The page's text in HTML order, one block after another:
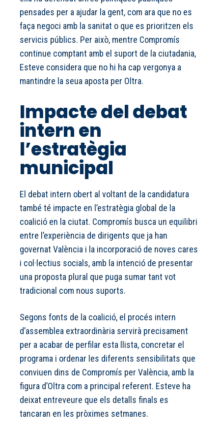
pensades per a ajudar la gent, com ara que no es
faça negoci amb la sanitat o que es prioritzen els
servicis públics. Per això, mentre Compromís
continue comptant amb el suport de la ciutadania,
Esteve considera que no hi ha cap vergonya a
mantindre la seua aposta per Oltra.
Impacte del debat
intern en
l’estratègia
municipal
El debat intern obert al voltant de la candidatura
també té impacte en l’estratègia global de la
coalició en la ciutat. Compromís busca un equilibri
entre l’experiència de dirigents que ja han
governat València i la incorporació de noves cares
i col·lectius socials, amb la intenció de presentar
una proposta plural que puga sumar tant vot
tradicional com nous suports.
Segons fonts de la coalició, el procés intern
d’assemblea extraordinària servirà precisament
per a acabar de perfilar esta llista, concretar el
programa i ordenar les diferents sensibilitats que
conviuen dins de Compromís per València, amb la
figura d’Oltra com a principal referent. Esteve ha
deixat entreveure que els detalls finals es
tancaran en les pròximes setmanes.